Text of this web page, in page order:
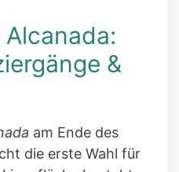
&
am Ende des
die erste Wahl für